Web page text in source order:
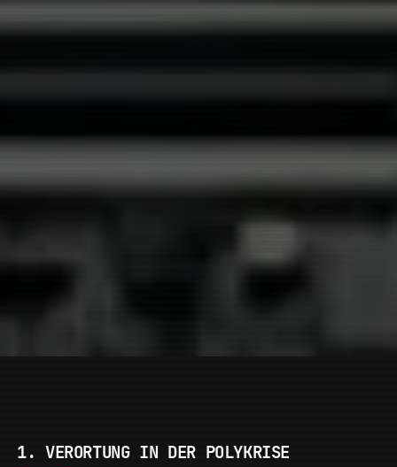
1. VERORTUNG IN DER POLYKRISE